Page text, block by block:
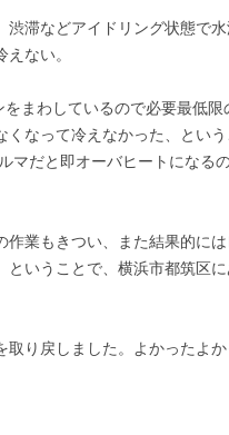
滞などアイドリング状態で
ない。
まわしているので必要最低限
なって冷えなかった、という
マだと即オーバヒートになる
業もきつい、また結果的に
いうことで、横浜市都筑区
り戻しました。よかったよか